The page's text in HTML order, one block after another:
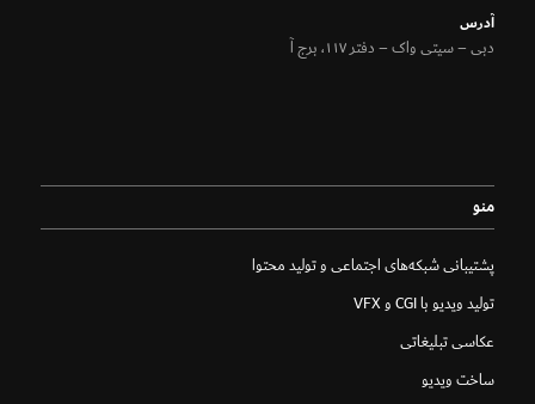
آدرس
دبی – سیتی واک – دفتر ۱۱۷، برج آ
منو
پشتیبانی شبکه‌های اجتماعی و تولید محتوا
تولید ویدیو با CGI و VFX
عکاسی تبلیغاتی
ساخت ویدیو